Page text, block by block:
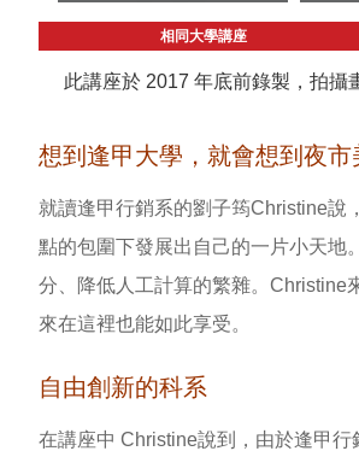
相同大學講座
此講座於 2017 年底前錄製，拍攝
想到逢甲大學，就會想到夜市
就讀逢甲行銷系的劉子筠Christine說
點的包圍下發展出自己的一片小天地
分、降低人工計算的繁雜。Christine
來在這裡也能如此享受。
自由創新的科系
在講座中 Christine說到，由於逢甲